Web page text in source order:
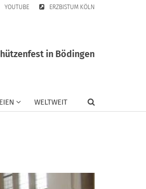
YOUTUBE ERZBISTUM KÖLN
in Bödingen
WELTWEIT